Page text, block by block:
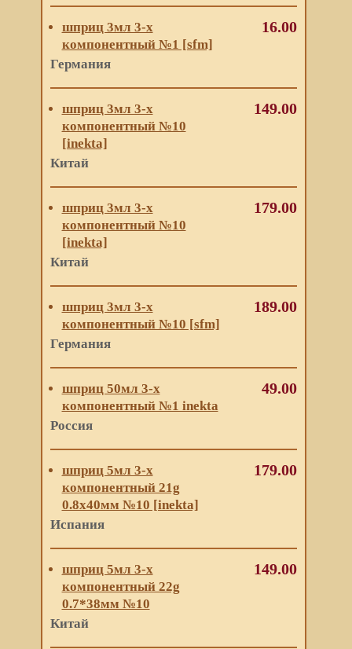
шприц 3мл 3-х
компонентный №1 [sfm]
Германия
16.00
шприц 3мл 3-х
компонентный №10
[inekta]
Китай
149.00
шприц 3мл 3-х
компонентный №10
[inekta]
Китай
179.00
шприц 3мл 3-х
компонентный №10 [sfm]
Германия
189.00
шприц 50мл 3-х
компонентный №1 inekta
Россия
49.00
шприц 5мл 3-х
компонентный 21g
0.8х40мм №10 [inekta]
Испания
179.00
шприц 5мл 3-х
компонентный 22g
0.7*38мм №10
Китай
149.00